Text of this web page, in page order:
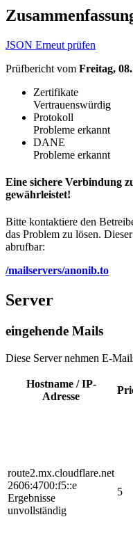
JSON Erneut prüfen
Prüfbericht vom Freitag,
Zertifikate
Vertrauenswürdig
Protokoll
Probleme erkannt
DANE
Probleme erkannt
Eine sichere Verbindung
gewährleistet!
Bitte kontaktiere den
das Problem zu lösen.
abrufbar:
/mailservers/anonib.to
Server
eingehende Mails
Diese Server nehmen E-
Hostname / IP-
Adresse
route2.mx.cloudflare.net
2606:4700:f5::e
Ergebnisse
unvollständig
5